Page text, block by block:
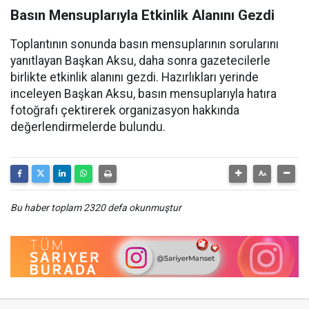
Basın Mensuplarıyla Etkinlik Alanını Gezdi
Toplantının sonunda basın mensuplarının sorularını
yanıtlayan Başkan Aksu, daha sonra gazetecilerle
birlikte etkinlik alanını gezdi. Hazırlıkları yerinde
inceleyen Başkan Aksu, basın mensuplarıyla hatıra
fotoğrafı çektirerek organizasyon hakkında
değerlendirmelerde bulundu.
Bu haber toplam 2320 defa okunmuştur